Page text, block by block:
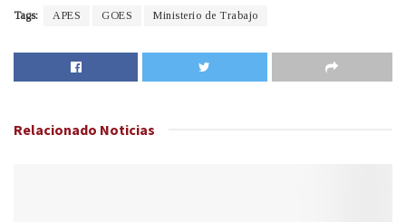
Tags: APES GOES Ministerio de Trabajo
Relacionado Noticias